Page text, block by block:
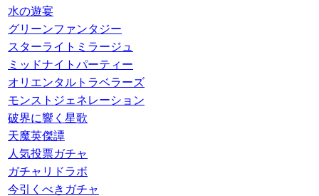
水の遊宴
グリーンファンタジー
スターライトミラージュ
ミッドナイトパーティー
オリエンタルトラベラーズ
モンストジェネレーション
破界に響く星歌
天魔英傑譚
人気投票ガチャ
ガチャリドラボ
今引くべきガチャ